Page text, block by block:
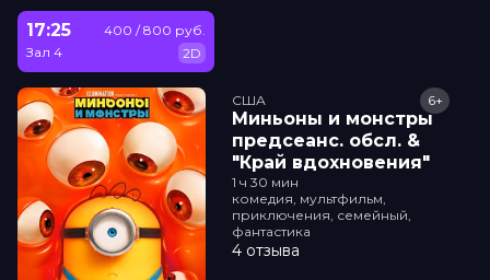
17:25
Зал 4
400 / 800 руб.
2D
США
Миньоны и монстры
прeдсeанc. обсл. &
"Край вдохновения"
6+
1 ч 30 мин
комедия, мультфильм,
приключения, семейный,
фантастика
4 отзыва